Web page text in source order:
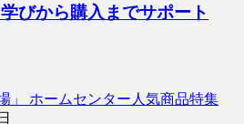
びから購入までサポート